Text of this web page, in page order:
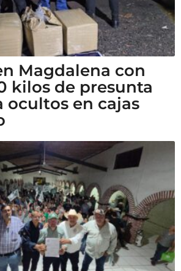
Magdalena con
kilos de presunta
ocultos en cajas